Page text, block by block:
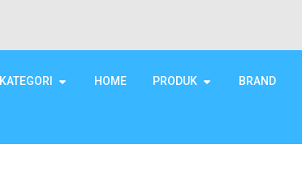
KATEGORI HOME PRODUK BRAND